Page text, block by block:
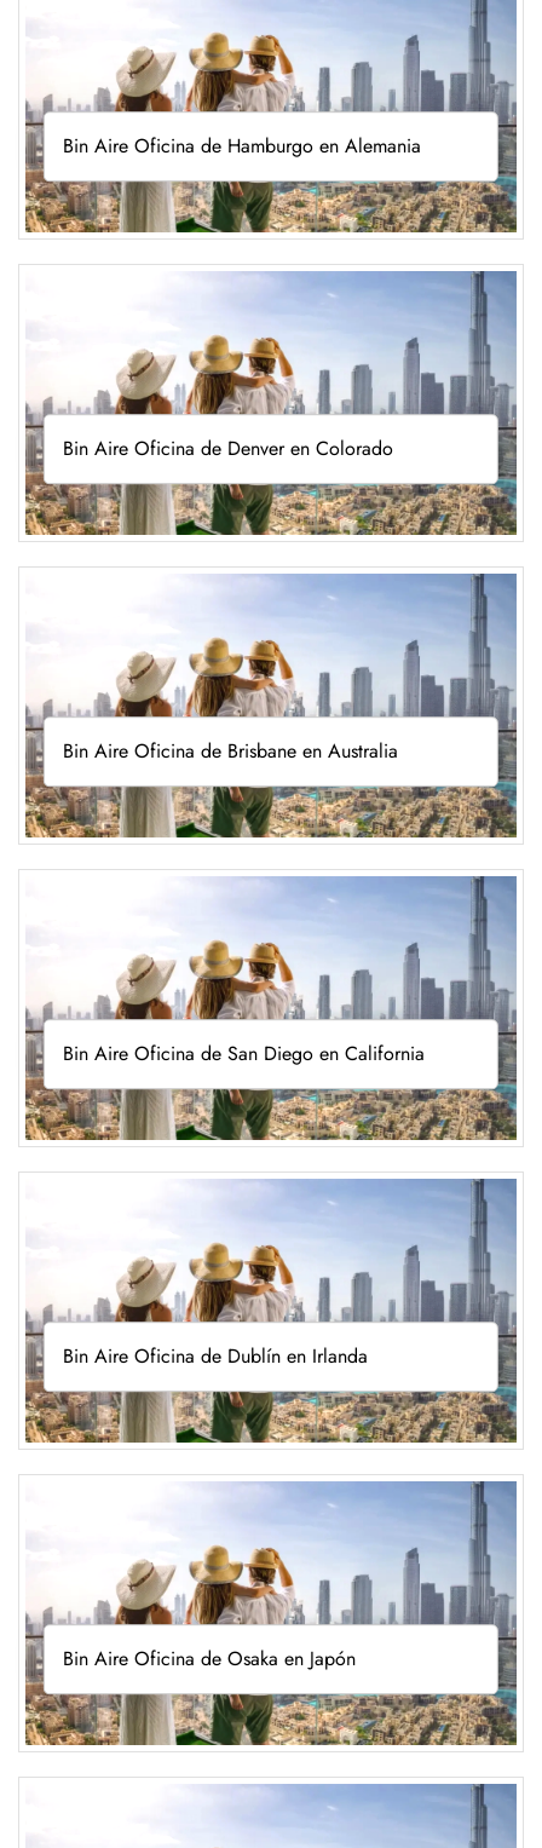
Bin Aire Oficina de Hamburgo en Alemania
Bin Aire Oficina de Denver en Colorado
Bin Aire Oficina de Brisbane en Australia
Bin Aire Oficina de San Diego en California
Bin Aire Oficina de Dublín en Irlanda
Bin Aire Oficina de Osaka en Japón